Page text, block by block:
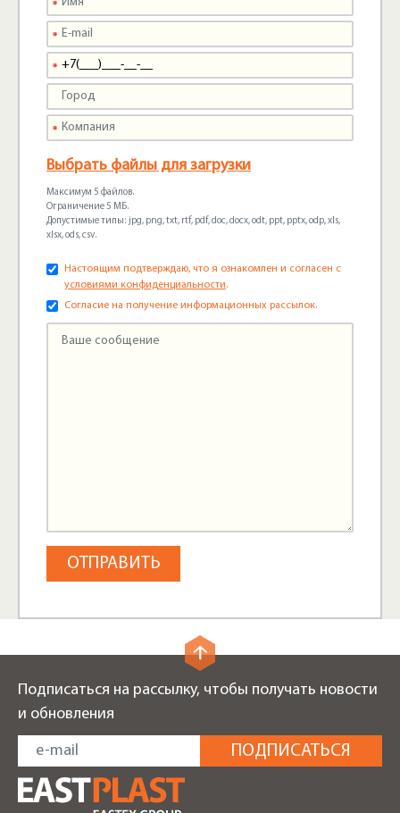
Выбрать файлы для загрузки
Максимум 5 файлов.
Ограничение 5 МБ.
Допустимые типы: jpg, png, txt, rtf, pdf, doc, docx, odt, ppt, pptx, odp, xls,
xlsx, ods, csv.
Настоящим подтверждаю, что я ознакомлен и согласен с
условиями конфиденциальности.
Согласие на получение информационных рассылок.
Подписаться на рассылку, чтобы получать новости
и обновления